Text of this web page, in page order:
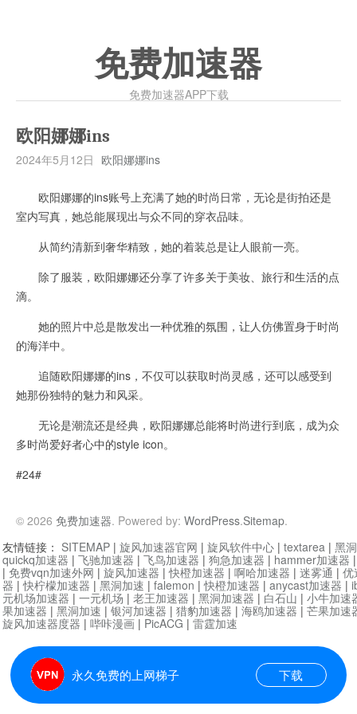
免费加速器
免费加速器APP下载
欧阳娜娜ins
2024年5月12日 欧阳娜娜ins
欧阳娜娜的ins账号上充满了她的时尚日常，无论是街拍还是
室内写真，她总能展现出与众不同的穿衣品味。
从简约清新到奢华精致，她的着装总是让人眼前一亮。
除了服装，欧阳娜娜还分享了许多关于美妆、旅行和生活的点
滴。
她的照片中总是散发出一种优雅的氛围，让人仿佛置身于时尚
的海洋中。
追随欧阳娜娜的ins，不仅可以获取时尚灵感，还可以感受到
她那份独特的魅力和风采。
无论是潮流还是经典，欧阳娜娜总能将时尚进行到底，成为众
多时尚爱好者心中的style icon。
#24#
© 2026 免费加速器. Powered by: WordPress.Sitemap.
永久免费的上网梯子 下载
友情链接： SITEMAP | 旋风加速器官网 | 旋风软件中心 | textarea | 黑
quickq加速器 | 飞驰加速器 | 飞鸟加速器 | 狗急加速器 | hammer加速器
| 免费vqn加速外网 | 旋风加速器 |快橙加速器 | 啊哈加速器 | 迷雾通 | 优
器 |快柠檬加速器 | 黑洞加速 | falemon |快橙加速器 | anycast加速器 |
元机场加速器 | 一元机场 | 老王加速器 | 黑洞加速器 | 白石山 | 小牛加速
果加速器 | 黑洞加速 | 银河加速器 | 猎豹加速器 | 海鸥加速器 | 芒果加速
旋风加速器度器 | 哔咔漫画 | PicACG | 雷霆加速